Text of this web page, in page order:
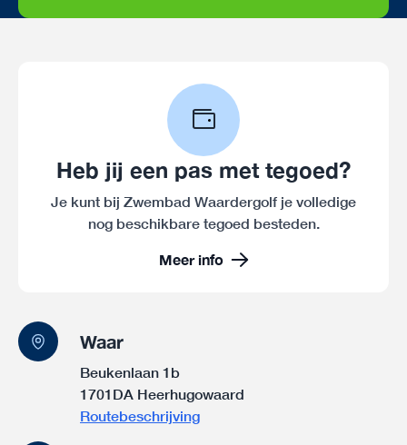
Heb jij een pas met tegoed?
Je kunt bij Zwembad Waardergolf je volledige
nog beschikbare tegoed besteden.
Meer info
Waar
Beukenlaan 1b
1701DA Heerhugowaard
Routebeschrijving